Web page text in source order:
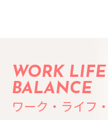
ワーク・ライフ